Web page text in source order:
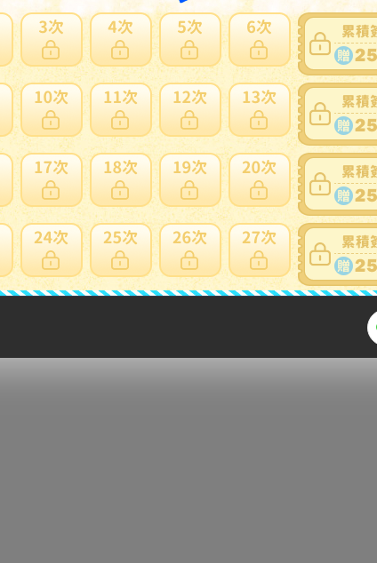
問題商品反映流程
使用日本郵局海運直送。貼心提醒：商品外箱三邊總合低
反應商品疑慮、功能異常...等
題說明請使用商品問與答